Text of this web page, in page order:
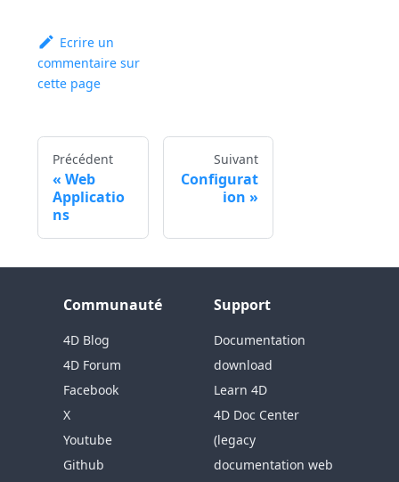
Ecrire un
commentaire sur
cette page
Précédent
Web
Applicatio
ns
Suivant
Configurat
ion
Communauté
4D Blog
4D Forum
Facebook
X
Youtube
Github
Support
Documentation
download
Learn 4D
4D Doc Center
(legacy
documentation web